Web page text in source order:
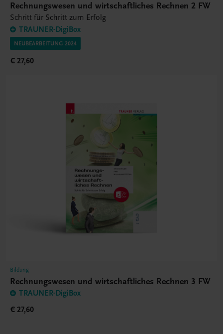
Rechnungswesen und wirtschaftliches Rechnen 2 FW
Schritt für Schritt zum Erfolg
TRAUNER-DigiBox
NEUBEARBEITUNG 2024
€ 27,60
Bildung
Rechnungswesen und wirtschaftliches Rechnen 3 FW
TRAUNER-DigiBox
€ 27,60